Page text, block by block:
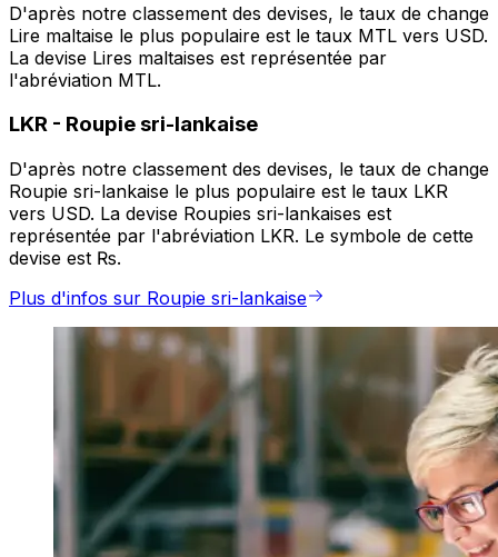
D'après notre classement des devises, le taux de change
Lire maltaise le plus populaire est le taux MTL vers USD.
La devise Lires maltaises est représentée par
l'abréviation MTL.
LKR - Roupie sri-lankaise
D'après notre classement des devises, le taux de change
Roupie sri-lankaise le plus populaire est le taux LKR
vers USD. La devise Roupies sri-lankaises est
représentée par l'abréviation LKR. Le symbole de cette
devise est ₨.
Plus d'infos sur Roupie sri-lankaise